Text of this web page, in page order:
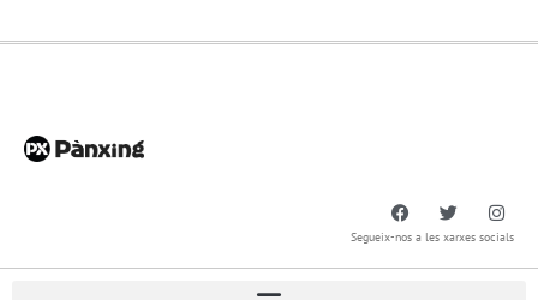
Segueix-nos a les xarxes socials